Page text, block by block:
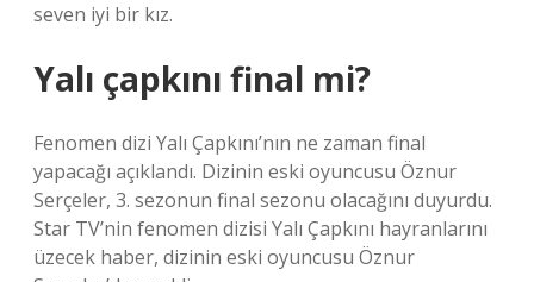
seven iyi bir kız.
Yalı çapkını final mi?
Fenomen dizi Yalı Çapkını’nın ne zaman final
yapacağı açıklandı. Dizinin eski oyuncusu Öznur
Serçeler, 3. sezonun final sezonu olacağını duyurdu.
Star TV’nin fenomen dizisi Yalı Çapkını hayranlarını
üzecek haber, dizinin eski oyuncusu Öznur